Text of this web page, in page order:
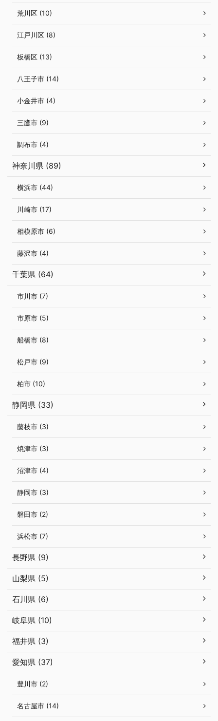
荒川区 (10)
江戸川区 (8)
板橋区 (13)
八王子市 (14)
小金井市 (4)
三鷹市 (9)
調布市 (4)
神奈川県 (89)
横浜市 (44)
川崎市 (17)
相模原市 (6)
藤沢市 (4)
千葉県 (64)
市川市 (7)
市原市 (5)
船橋市 (8)
松戸市 (9)
柏市 (10)
静岡県 (33)
藤枝市 (3)
焼津市 (3)
沼津市 (4)
静岡市 (3)
磐田市 (2)
浜松市 (7)
長野県 (9)
山梨県 (5)
石川県 (6)
岐阜県 (10)
福井県 (3)
愛知県 (37)
豊川市 (2)
名古屋市 (14)